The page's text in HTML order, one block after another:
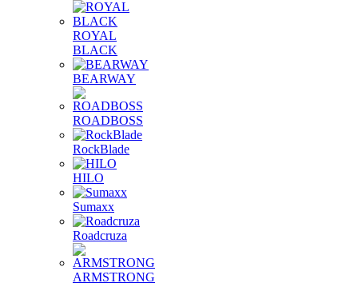
ROYAL
BLACK
BEARWAY
ROADBOSS
RockBlade
HILO
Sumaxx
Roadcruza
ARMSTRONG